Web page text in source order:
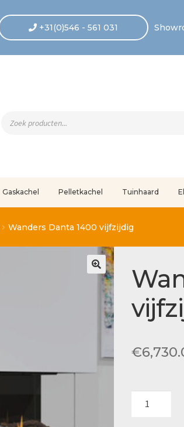
+31(0)546 - 561 031
zoeken
Gaskachel Pelletkachel Tuinhaard
Wanders Danta 1400 vijfzijdig
€